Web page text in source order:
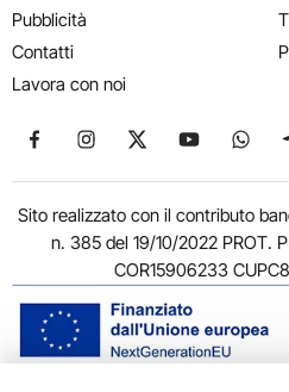
Pubblicità
Contatti
Lavora con noi
Seguici su Facebook
Seguici su Instagram
Seguici su X
Seguici su
Sito realizzato con il contributo
n. 385 del 19/10/2022 PROT.
COR15906233